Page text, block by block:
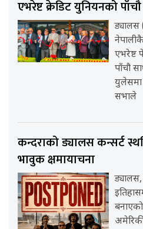
एभरेष्ट क्रेडिट युनियनको
ड्यालस
एभरेष्ट
पाँचौ
युलेसमा
सभाले
कन्दराको ड्यालस कन्सर्ट
भावुक क्षमायाचना